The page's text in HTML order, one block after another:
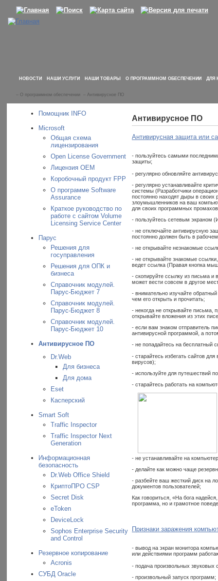
НОВОСТИ НАШИ УСЛУГИ НАШИ ТОВАРЫ О ПРОГРАММНОМ ОБЕСПЕЧЕНИИ ДЛЯ
– О программном обеспечении – Антивирусное ПО
Помощник INFO
Microsoft
Общая схема
лицензирования
Open License Government
Лицензия OEM
Коробочный продукт FPP
О программе Software
Assurance
Краткое руководство по
работе с сайтом Volume
Licensing Service Center
Парус
Решения для
госуправления
Решения для ОПК и
бизнеса
Справочник модулей.
Парус-Бюджет 7
Справочник модулей.
Парус-Бюджет 8
Справочник модулей.
Парус-Бюджет 10
Антивирусное ПО
Dr.Web
Для бизнеса
Для дома
Eset
Касперский
Smart Soft
Traffic Inspector
Traffic Inspector Next
Generation
Информационная
безопасность
Dr.Web Office Shield
КриптоПРО CSP
Secret Disk
eToken
DeviceLock
Sophos Enterprise Security
and Control
Резервное копирование
Acronis
СУБД Oracle
Антивирусное ПО
Антивирусная защита или
- пользуйтесь самыми
защиты;
- регулярно обновляйте
- регулярно устанавливайте
системы (Разработчики
постоянно находят дыры в своих
злоумышленников на ваш
для своих программных
- пользуйтесь сетевым экраном
- не отключайте антивирусную
постоянно должен быть в
- не открывайте незнакомые
- не открывайте знакомые
ведет ссылка (Правая кнопка
- скопируйте ссылку из письма и
может вести совсем в другое
- внимательно изучайте
чем его открыть и прочитать;
- некогда не открывайте
открывайте вложения из этих
- если вам знаком отправитель
антивирусной программой, а
- не попадайтесь на бесплатный
- старайтесь избегать сайтов
вирусов);
- используйте для путешествий
- старайтесь работать на
- не устанавливайте на
- делайте как можно чаще
- разбейте ваш жесткий диск на
документов пользователей;
Как говориться, «На бога
программа, но и грамотное
Признаки заражения
- вывод на экран монитора
или действиями программ
- подача произвольных звуковых
- произвольный запуск программ;